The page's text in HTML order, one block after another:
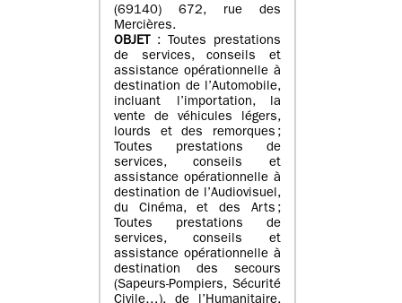
(69140) 672, rue des
Mercières.
OBJET
: Toutes prestations
de services, conseils et
assistance opérationnelle à
destination de l’Automobile,
incluant l’importation, la
vente de véhicules légers,
lourds et des remorques ;
Toutes prestations de
services, conseils et
assistance opérationnelle à
destination de l’Audiovisuel,
du Cinéma, et des Arts ;
Toutes prestations de
services, conseils et
assistance opérationnelle à
destination des secours
(Sapeurs-Pompiers, Sécurité